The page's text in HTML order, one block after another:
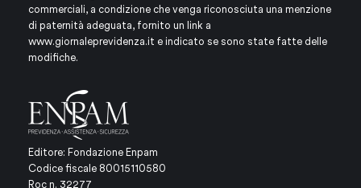
commerciali, a condizione che venga riconosciuta una menzione
di paternità adeguata, fornito un link a
www.giornaleprevidenza.it e indicato se sono state fatte delle
modifiche.
Editore: Fondazione Enpam
Codice fiscale 80015110580
Roc n. 32277